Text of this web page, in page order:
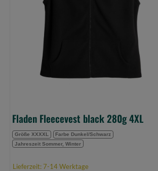
Fladen Fleecevest black 280g 4XL
Größe XXXXL
Farbe Dunkel/Schwarz
Jahreszeit Sommer, Winter
Lieferzeit: 7-14 Werktage